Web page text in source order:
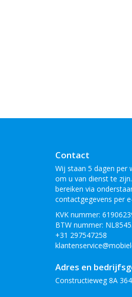
Contact
Wij staan 5 dagen per
om u van dienst te
bereiken via
contactgegevens per
KVK nummer:
BTW nummer:
+31 297547258
Adres en
Constructieweg 8A